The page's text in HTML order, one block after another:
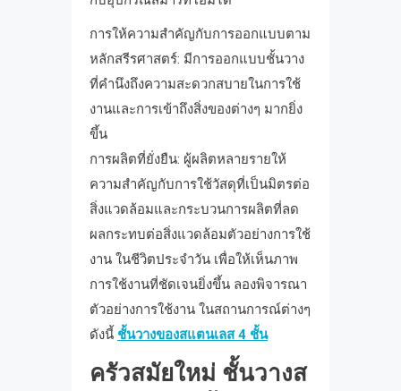
การให้ความสำคัญกับการออกแบบตาม
หลักสรีรศาสตร์: มีการออกแบบชั้นวาง
ที่คำนึงถึงความสะดวกสบายในการใช้
งานและการเข้าถึงสิ่งของต่างๆ มากยิ่ง
ขึ้น
การผลิตที่ยั่งยืน: ผู้ผลิตหลายรายให้
ความสำคัญกับการใช้วัสดุที่เป็นมิตรต่อ
สิ่งแวดล้อมและกระบวนการผลิตที่ลด
ผลกระทบต่อสิ่งแวดล้อมตัวอย่างการใช้
งาน ในชีวิตประจำวัน เพื่อให้เห็นภาพ
การใช้งานที่ชัดเจนยิ่งขึ้น ลองพิจารณา
ตัวอย่างการใช้งาน ในสถานการณ์ต่างๆ
ดังนี้ ชั้นวางของสแตนเลส 4 ชั้น
ครัวสมัยใหม่ ชั้นวางส